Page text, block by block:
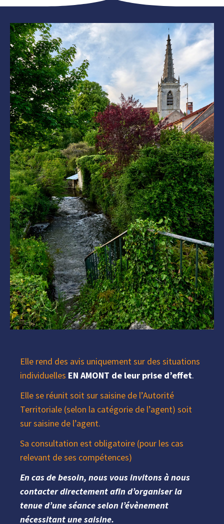
Elle rend des avis uniquement sur des situations
individuelles EN AMONT de leur prise d’effet.
Elle se réunit soit sur saisine de l’Autorité
Territoriale (selon la catégorie de l’agent) soit
sur saisine de l’agent.
Sa consultation est obligatoire (pour les cas
relevant de ses compétences)
En cas de besoin, nous vous invitons à nous
contacter directement afin d’organiser la
tenue d’une séance selon l’évènement
nécessitant une saisine.